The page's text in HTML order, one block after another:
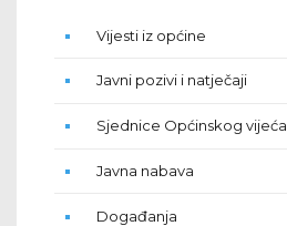
Vijesti iz općine
Javni pozivi i natječaji
Sjednice Općinskog vijeća
Javna nabava
Događanja